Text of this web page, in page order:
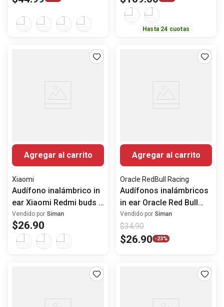
Hasta 24 cuotas
Agregar al carrito
Xiaomi
Audífono inalámbrico in
ear Xiaomi Redmi buds 8
lite con ANC
Vendido por Siman
$26.90
Agregar al carrito
Oracle RedBull Racing
Audífonos inalámbricos
in ear Oracle Red Bull
Racing Click
Vendido por Siman
$34.90
$26.90 -23%